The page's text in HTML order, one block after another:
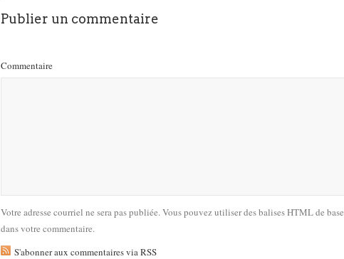
Publier un commentaire
Commentaire
Votre adresse courriel ne sera pas publiée. Vous pouvez utiliser des balises HTML de base
dans votre commentaire.
S'abonner aux commentaires via RSS